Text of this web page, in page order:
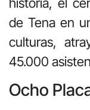
de Tena en
culturas,
45.000
Ocho